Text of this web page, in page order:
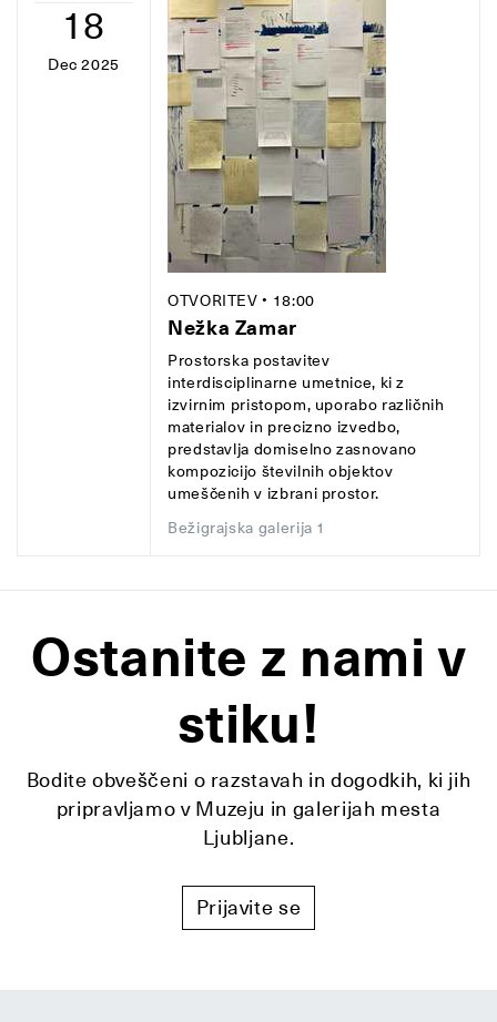
18
Dec 2025
OTVORITEV • 18:00
Nežka Zamar
Prostorska postavitev
interdisciplinarne umetnice, ki z
izvirnim pristopom, uporabo različnih
materialov in precizno izvedbo,
predstavlja domiselno zasnovano
kompozicijo številnih objektov
umeščenih v izbrani prostor.
Bežigrajska galerija 1
Ostanite z nami v
stiku!
Bodite obveščeni o razstavah in dogodkih, ki jih
pripravljamo v Muzeju in galerijah mesta
Ljubljane.
Prijavite se